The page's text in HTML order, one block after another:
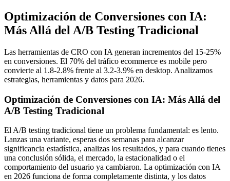
Optimización de Conversiones con IA:
Más Allá del A/B Testing Tradicional
Las herramientas de CRO con IA generan incrementos del 15-25%
en conversiones. El 70% del tráfico ecommerce es mobile pero
convierte al 1.8-2.8% frente al 3.2-3.9% en desktop. Analizamos
estrategias, herramientas y datos para 2026.
Optimización de Conversiones con IA: Más Allá del
A/B Testing Tradicional
El A/B testing tradicional tiene un problema fundamental: es lento.
Lanzas una variante, esperas dos semanas para alcanzar
significancia estadística, analizas los resultados, y para cuando tienes
una conclusión sólida, el mercado, la estacionalidad o el
comportamiento del usuario ya cambiaron. La optimización con IA
en 2026 funciona de forma completamente distinta, y los datos